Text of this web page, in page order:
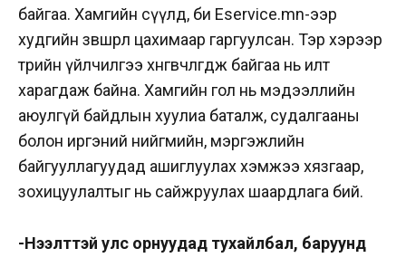
байгаа. Хамгийн сүүлд, би Eservice.mn-ээр
худгийн зөвшөөрөл цахимаар гаргуулсан. Тэр хэрээр
төрийн үйлчилгээ хөнгөвчлөгдөж байгаа нь илт
харагдаж байна. Хамгийн гол нь мэдээллийн
аюулгүй байдлын хуулиа баталж, судалгааны
болон иргэний нийгмийн, мэргэжлийн
байгууллагуудад ашиглуулах хэмжээ хязгаар,
зохицуулалтыг нь сайжруулах шаардлага бий.
-Нээлттэй улс орнуудад тухайлбал, баруунд